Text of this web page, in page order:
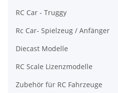
RC Car - Truggy
Rc Car- Spielzeug / Anfänger
Diecast Modelle
RC Scale Lizenzmodelle
Zubehör für RC Fahrzeuge